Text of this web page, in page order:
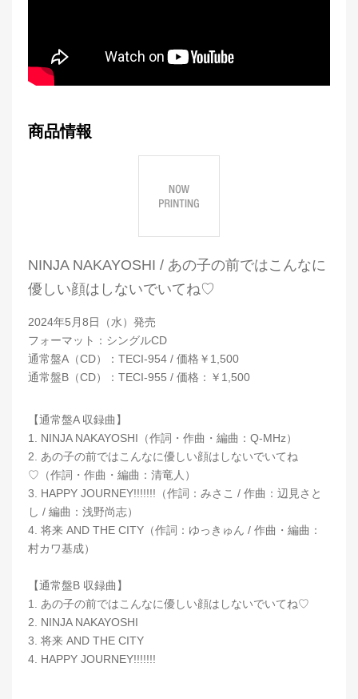
商品情報
NINJA NAKAYOSHI / あの子の前ではこんなに
優しい顔はしないでいてね♡
2024年5月8日（水）発売
フォーマット：シングルCD
通常盤A（CD）：TECI-954 / 価格￥1,500
通常盤B（CD）：TECI-955 / 価格：￥1,500
【通常盤A 収録曲】
1. NINJA NAKAYOSHI（作詞・作曲・編曲：Q-MHz）
2. あの子の前ではこんなに優しい顔はしないでいてね
♡（作詞・作曲・編曲：清竜人）
3. HAPPY JOURNEY!!!!!!!（作詞：みさこ / 作曲：辺見さと
し / 編曲：浅野尚志）
4. 将来 AND THE CITY（作詞：ゆっきゅん / 作曲・編曲：
村カワ基成）
【通常盤B 収録曲】
1. あの子の前ではこんなに優しい顔はしないでいてね♡
2. NINJA NAKAYOSHI
3. 将来 AND THE CITY
4. HAPPY JOURNEY!!!!!!!